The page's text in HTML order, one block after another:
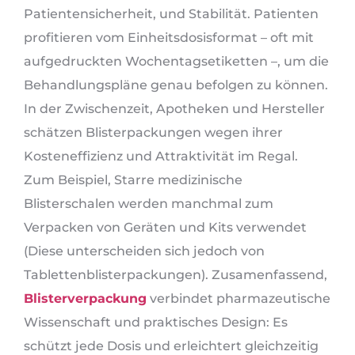
Patientensicherheit, und Stabilität. Patienten
profitieren vom Einheitsdosisformat – oft mit
aufgedruckten Wochentagsetiketten –, um die
Behandlungspläne genau befolgen zu können.
In der Zwischenzeit, Apotheken und Hersteller
schätzen Blisterpackungen wegen ihrer
Kosteneffizienz und Attraktivität im Regal.
Zum Beispiel, Starre medizinische
Blisterschalen werden manchmal zum
Verpacken von Geräten und Kits verwendet
(Diese unterscheiden sich jedoch von
Tablettenblisterpackungen). Zusamenfassend,
Blisterverpackung verbindet pharmazeutische
Wissenschaft und praktisches Design: Es
schützt jede Dosis und erleichtert gleichzeitig